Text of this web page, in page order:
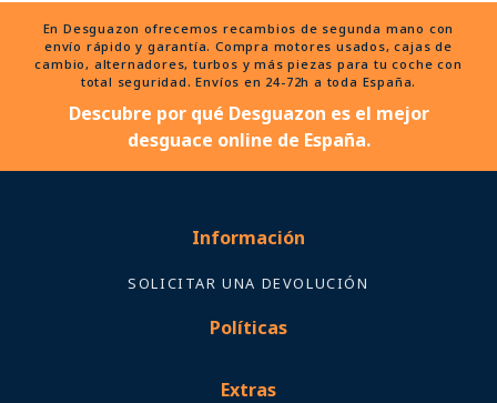
En Desguazon ofrecemos recambios de segunda mano con
envío rápido y garantía. Compra motores usados, cajas de
cambio, alternadores, turbos y más piezas para tu coche con
total seguridad. Envíos en 24-72h a toda España.
Descubre por qué Desguazon es el mejor
desguace online de España.
Información
SOLICITAR UNA DEVOLUCIÓN
Políticas
Extras